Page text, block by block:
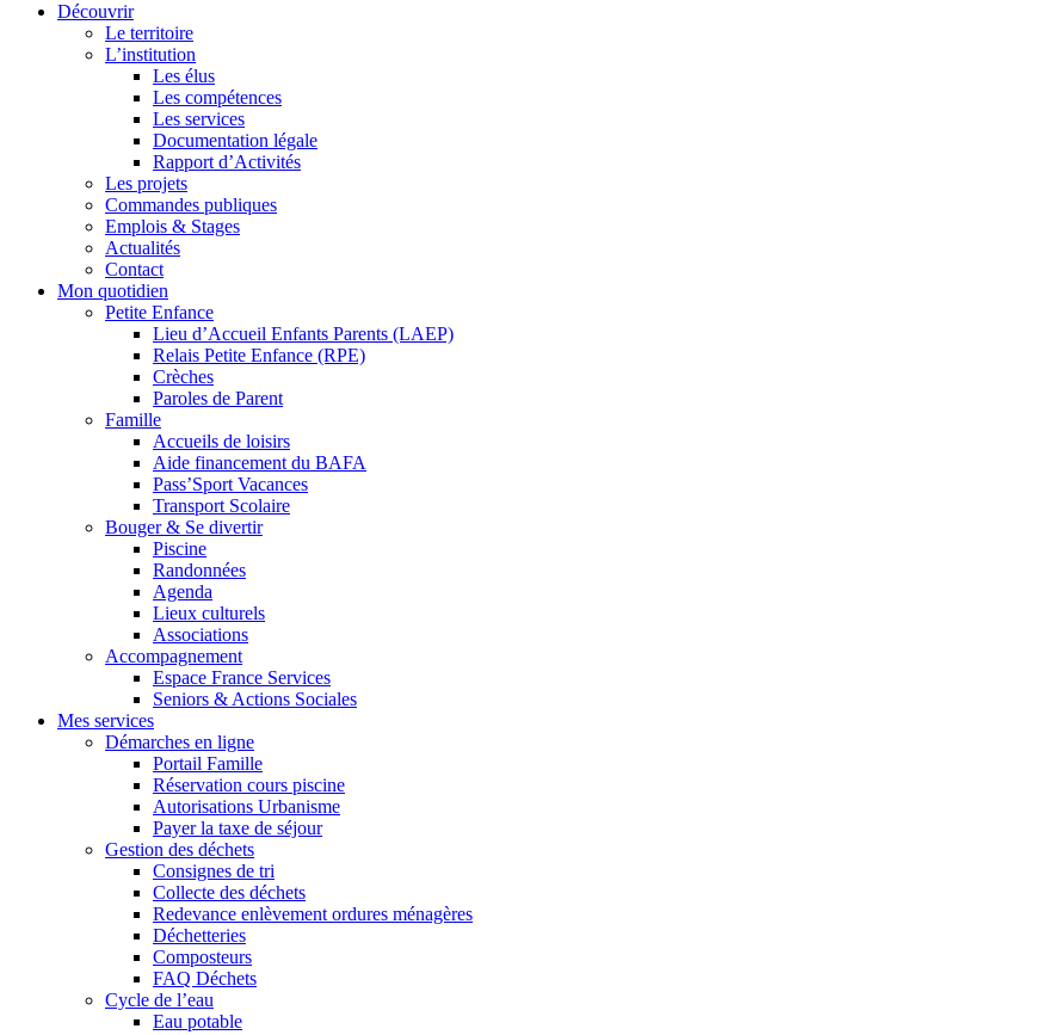
Découvrir
Le territoire
L’institution
Les élus
Les compétences
Les services
Documentation légale
Rapport d’Activités
Les projets
Commandes publiques
Emplois & Stages
Actualités
Contact
Mon quotidien
Petite Enfance
Lieu d’Accueil Enfants Parents (LAEP)
Relais Petite Enfance (RPE)
Crèches
Paroles de Parent
Famille
Accueils de loisirs
Aide financement du BAFA
Pass’Sport Vacances
Transport Scolaire
Bouger & Se divertir
Piscine
Randonnées
Agenda
Lieux culturels
Associations
Accompagnement
Espace France Services
Seniors & Actions Sociales
Mes services
Démarches en ligne
Portail Famille
Réservation cours piscine
Autorisations Urbanisme
Payer la taxe de séjour
Gestion des déchets
Consignes de tri
Collecte des déchets
Redevance enlèvement ordures ménagères
Déchetteries
Composteurs
FAQ Déchets
Cycle de l’eau
Eau potable